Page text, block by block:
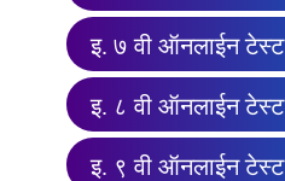
इ. ७ वी ऑनलाईन टेस्ट
इ. ८ वी ऑनलाईन टेस्ट
इ. ९ वी ऑनलाईन टेस्ट